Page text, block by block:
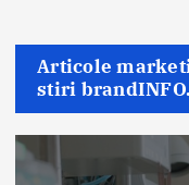
Articole
stiri